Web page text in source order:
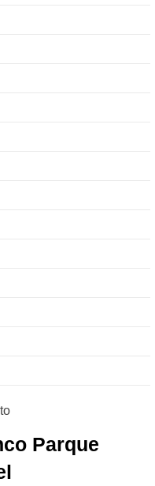
Parque